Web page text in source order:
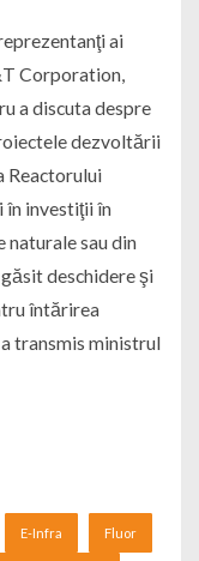
ai
Corporation,
a discuta despre
dezvoltării
Reactorului
în investiţii în
naturale sau din
deschidere şi
întărirea
transmis ministrul
E-Infra Fluor